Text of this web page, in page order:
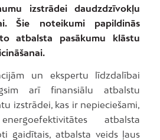
izstrādei daudzdzīvokļu
Šie noteikumi papildinās
atbalsta pasākumu klāstu
un ekspertu līdzdalībai
arī finansiālu atbalstu
izstrādei, kas ir nepieciešami,
atbalsta
gaidītais, atbalsta veids ļaus